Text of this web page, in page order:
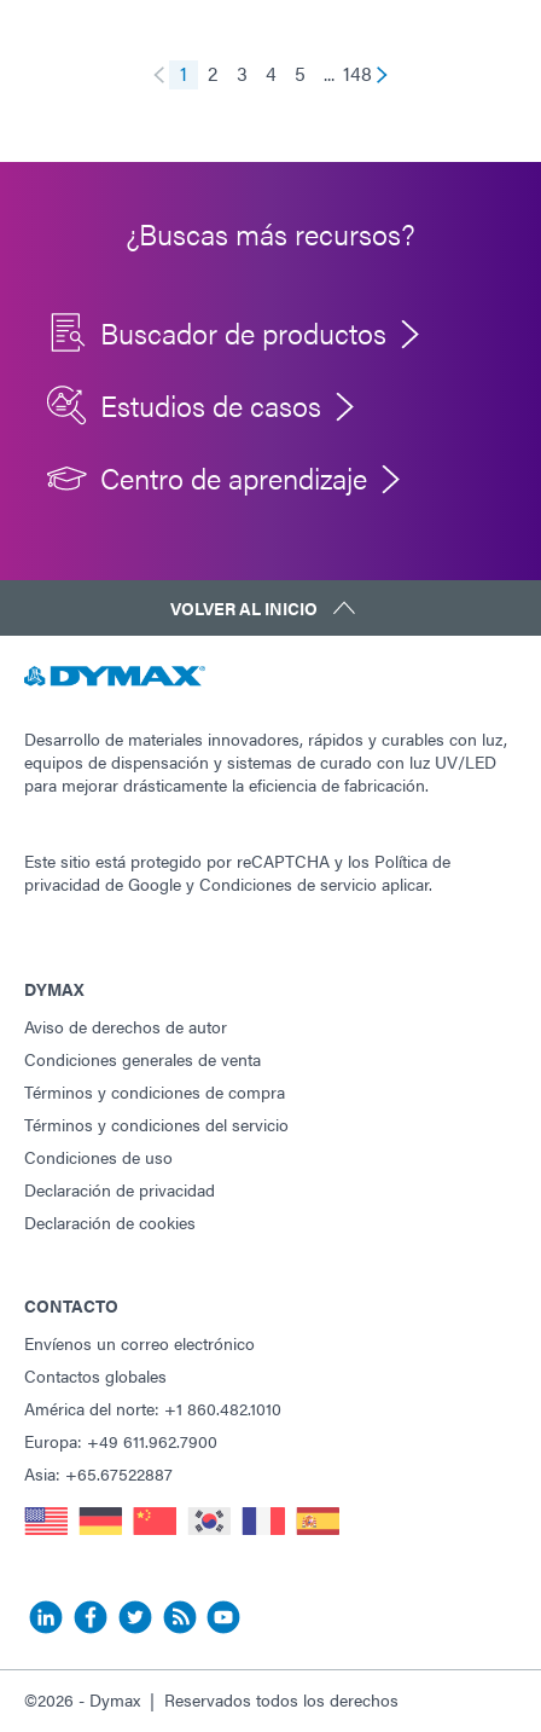
1 2 3 4 5 ... 148
¿Buscas más recursos?
Buscador de productos
Estudios de casos
Centro de aprendizaje
VOLVER AL INICIO
Desarrollo de materiales innovadores, rápidos y curables con luz,
equipos de dispensación y sistemas de curado con luz UV/LED
para mejorar drásticamente la eficiencia de fabricación.
Este sitio está protegido por reCAPTCHA y los Política de
privacidad de Google y Condiciones de servicio aplicar.
DYMAX
Aviso de derechos de autor
Condiciones generales de venta
Términos y condiciones de compra
Términos y condiciones del servicio
Condiciones de uso
Declaración de privacidad
Declaración de cookies
CONTACTO
Envíenos un correo electrónico
Contactos globales
América del norte: +1 860.482.1010
Europa: +49 611.962.7900
Asia: +65.67522887
©2026 - Dymax | Reservados todos los derechos